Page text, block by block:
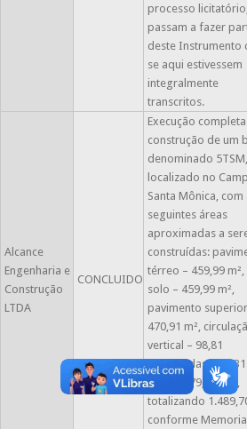
processo
passam a fazer
deste Instrumento
se aqui estivessem
integralmente
transcritos.
Alcance
Engenharia e
Construção
LTDA
CONCLUIDO
Execução
construção de um
denominado 5TSM,
localizado no
Santa Mônica, com
seguintes áreas
aproximadas a
construídas:
térreo – 459,99
solo – 459,99 m²,
pavimento
470,91 m²,
vertical – 98,81
m²(escadas –
rampas 79,50 m²),
totalizando
conforme